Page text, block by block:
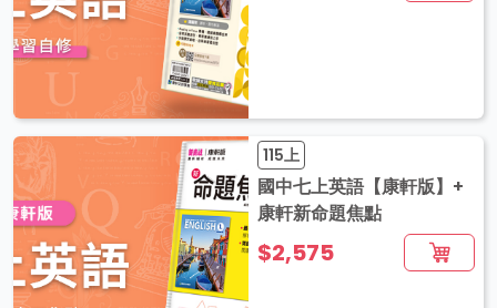
115上
國中七上英語【康軒版】+
康軒新命題焦點
$2,575